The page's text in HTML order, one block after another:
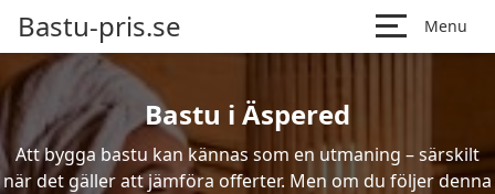
Bastu-pris.se Menu
Bastu i Äspered
Att bygga bastu kan kännas som en utmaning – särskilt
när det gäller att jämföra offerter. Men om du följer denna